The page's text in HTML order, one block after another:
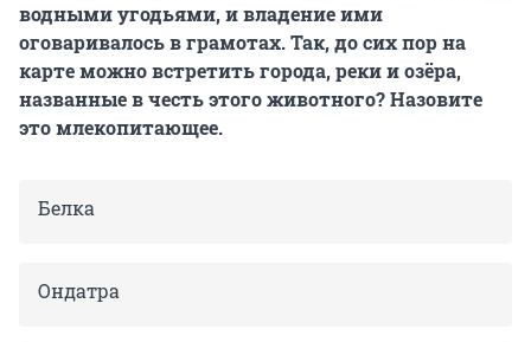
водными угодьями, и владение ими
оговаривалось в грамотах. Так, до сих пор на
карте можно встретить города, реки и озёра,
названные в честь этого животного? Назовите
это млекопитающее.
Белка
Ондатра